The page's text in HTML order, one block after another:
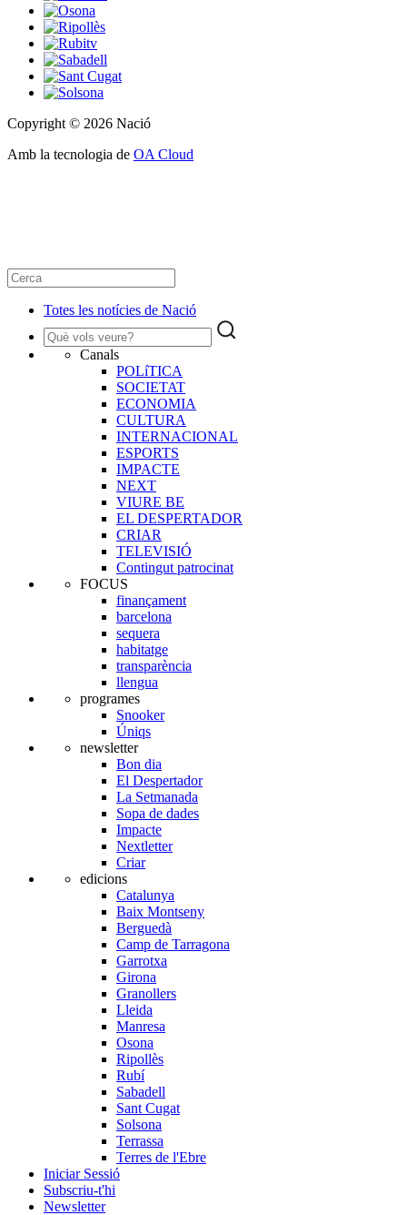
Copyright © 2026 Nació
Amb la tecnologia de OA Cloud
Totes les notícies de Nació
Canals
POLíTICA
SOCIETAT
ECONOMIA
CULTURA
INTERNACIONAL
ESPORTS
IMPACTE
NEXT
VIURE BE
EL DESPERTADOR
CRIAR
TELEVISIÓ
Contingut patrocinat
FOCUS
finançament
barcelona
sequera
habitatge
transparència
llengua
programes
Snooker
Úniqs
newsletter
Bon dia
El Despertador
La Setmanada
Sopa de dades
Impacte
Nextletter
Criar
edicions
Catalunya
Baix Montseny
Berguedà
Camp de Tarragona
Garrotxa
Girona
Granollers
Lleida
Manresa
Osona
Ripollès
Rubí
Sabadell
Sant Cugat
Solsona
Terrassa
Terres de l'Ebre
Iniciar Sessió
Subscriu-t'hi
Newsletter